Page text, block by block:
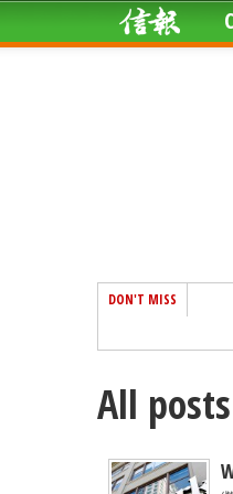
DON'T MISS
All